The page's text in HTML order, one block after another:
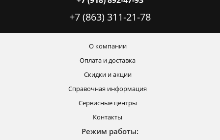
+7 (863) 311-21-78
О компании
Оплата и доставка
Скидки и акции
Справочная информация
Сервисные центры
Контакты
Режим работы: